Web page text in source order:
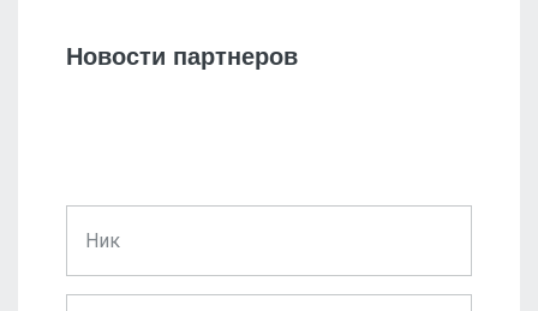
Новости партнеров